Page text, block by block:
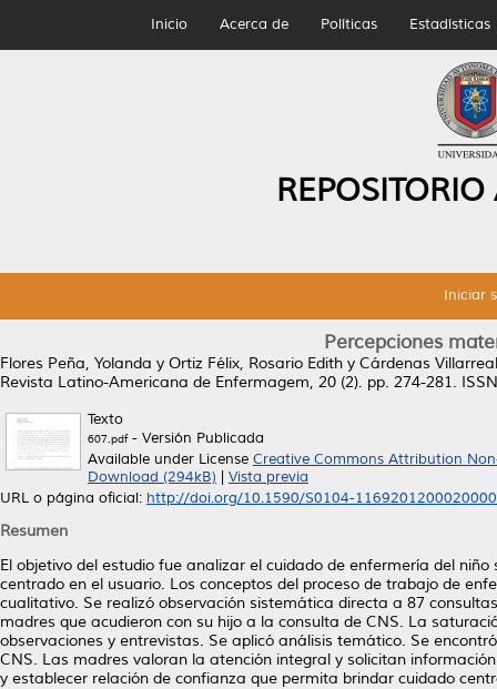
Inicio Acerca de Políticas Estadísticas
Iniciar
Percepciones
Flores Peña, Yolanda y Ortiz Félix, Rosario Edith y Cárdenas
Revista Latino-Americana de Enfermagem, 20 (2). pp. 274-281.
Texto
607.pdf- Versión Publicada
Available under License Creative Commons Attribution
Download (294kB)
Vista previa
URL o página oficial: http://doi.org/10.1590/S0104-
Resumen
El objetivo del estudio fue analizar el cuidado de enfermería del
centrado en el usuario. Los conceptos del proceso de trabajo de
cualitativo. Se realizó observación sistemática directa a 87
madres que acudieron con su hijo a la consulta de CNS. La
observaciones y entrevistas. Se aplicó análisis temático. Se
CNS. Las madres valoran la atención integral y solicitan
y establecer relación de confianza que permita brindar cuidado